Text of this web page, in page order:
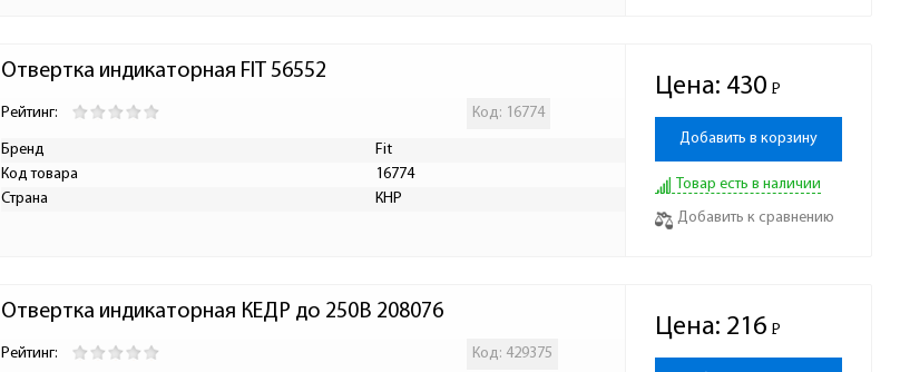
Отвертка индикаторная FIT 56552
Рейтинг: Код: 16774
Бренд
Fit
Код товара
16774
Страна
КНР
Цена: 430 Р
-
Добавить в корзину
Товар есть в наличии
Добавить к сравнению
Отвертка индикаторная КЕДР до 250В 208076
Рейтинг: Код: 429375
Цена: 216 Р
-